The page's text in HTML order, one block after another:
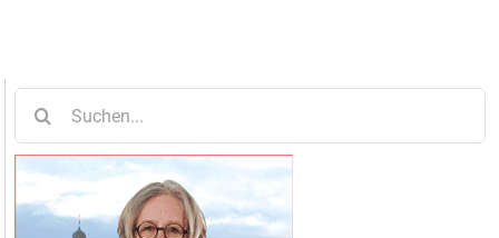
nach: